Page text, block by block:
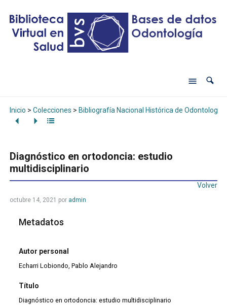
Inicio > Colecciones > Bibliografía Nacional Histórica de Odontología
Diagnóstico en ortodoncia: estudio
multidisciplinario
Volver
octubre 14, 2021 por admin
Metadatos
Autor personal
Echarri Lobiondo, Pablo Alejandro
Título
Diagnóstico en ortodoncia: estudio multidisciplinario